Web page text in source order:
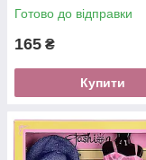
Готово до відправки
165 ₴
Купити